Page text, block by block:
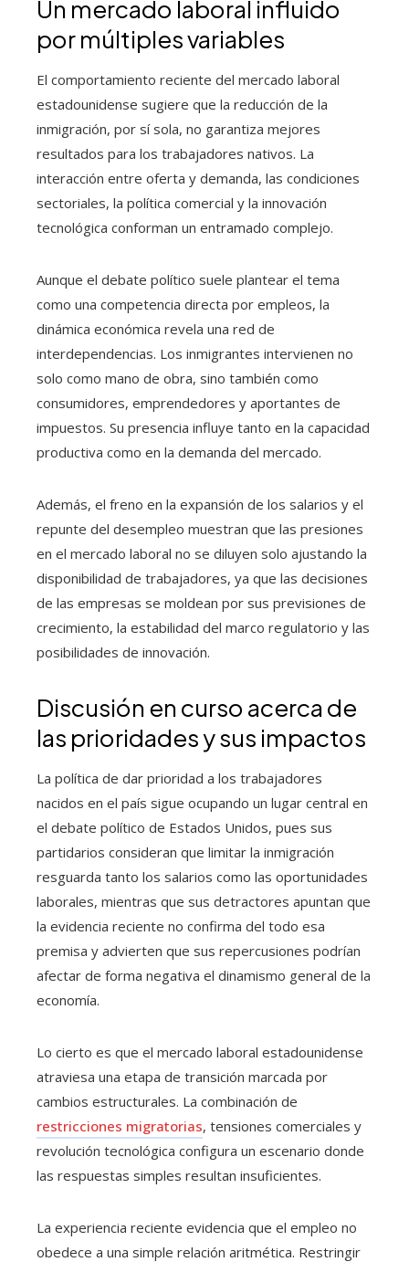
Un mercado laboral influido
por múltiples variables
El comportamiento reciente del mercado laboral
estadounidense sugiere que la reducción de la
inmigración, por sí sola, no garantiza mejores
resultados para los trabajadores nativos. La
interacción entre oferta y demanda, las condiciones
sectoriales, la política comercial y la innovación
tecnológica conforman un entramado complejo.
Aunque el debate político suele plantear el tema
como una competencia directa por empleos, la
dinámica económica revela una red de
interdependencias. Los inmigrantes intervienen no
solo como mano de obra, sino también como
consumidores, emprendedores y aportantes de
impuestos. Su presencia influye tanto en la capacidad
productiva como en la demanda del mercado.
Además, el freno en la expansión de los salarios y el
repunte del desempleo muestran que las presiones
en el mercado laboral no se diluyen solo ajustando la
disponibilidad de trabajadores, ya que las decisiones
de las empresas se moldean por sus previsiones de
crecimiento, la estabilidad del marco regulatorio y las
posibilidades de innovación.
Discusión en curso acerca de
las prioridades y sus impactos
La política de dar prioridad a los trabajadores
nacidos en el país sigue ocupando un lugar central en
el debate político de Estados Unidos, pues sus
partidarios consideran que limitar la inmigración
resguarda tanto los salarios como las oportunidades
laborales, mientras que sus detractores apuntan que
la evidencia reciente no confirma del todo esa
premisa y advierten que sus repercusiones podrían
afectar de forma negativa el dinamismo general de la
economía.
Lo cierto es que el mercado laboral estadounidense
atraviesa una etapa de transición marcada por
cambios estructurales. La combinación de
restricciones migratorias, tensiones comerciales y
revolución tecnológica configura un escenario donde
las respuestas simples resultan insuficientes.
La experiencia reciente evidencia que el empleo no
obedece a una simple relación aritmética. Restringir